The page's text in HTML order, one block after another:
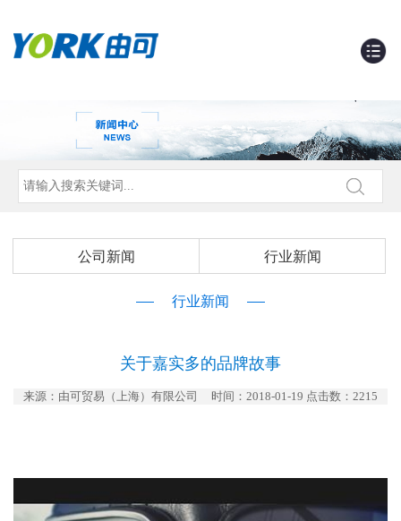
公司新闻 行业新闻
行业新闻
关于嘉实多的品牌故事
来源：由可贸易（上海）有限公司 时间：2018-01-19 点击数： 2215